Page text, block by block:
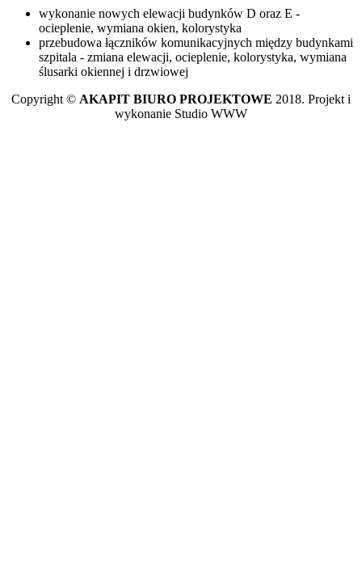
wykonanie nowych elewacji budynków D oraz E -
ocieplenie, wymiana okien, kolorystyka
przebudowa łączników komunikacyjnych między budynkami
szpitala - zmiana elewacji, ocieplenie, kolorystyka, wymiana
ślusarki okiennej i drzwiowej
Copyright © AKAPIT BIURO PROJEKTOWE 2018. Projekt i
wykonanie Studio WWW